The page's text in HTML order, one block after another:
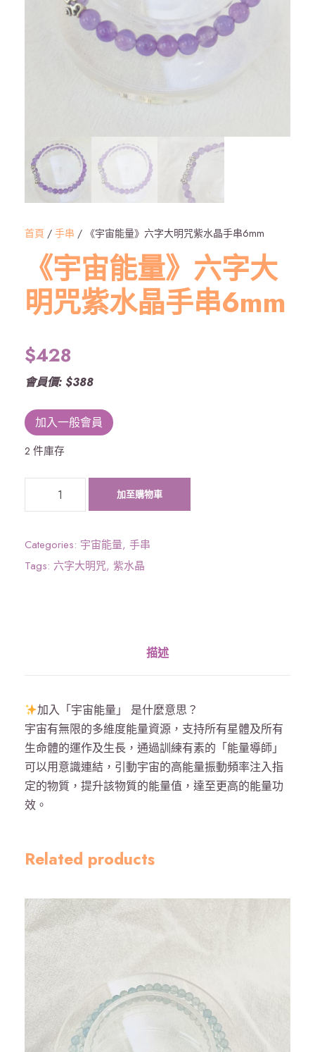
首頁 / 手串 / 《宇宙能量》六字大明咒紫水晶手串6mm
《宇宙能量》六字大
明咒紫水晶手串6mm
$428
會員價: $388
加入一般會員
2 件庫存
能
量
水
晶
手
串
6
m
量
加至購物車
Categories: 宇宙能量, 手串
Tags: 六字大明咒, 紫水晶
描述
加入「宇宙能量」 是什麼意思？
宇宙有無限的多維度能量資源，支持所有星體及所有
生命體的運作及生長，通過訓練有素的「能量導師」
可以用意識連結，引動宇宙的高能量振動頻率注入指
定的物質，提升該物質的能量值，達至更高的能量功
效。
Related products